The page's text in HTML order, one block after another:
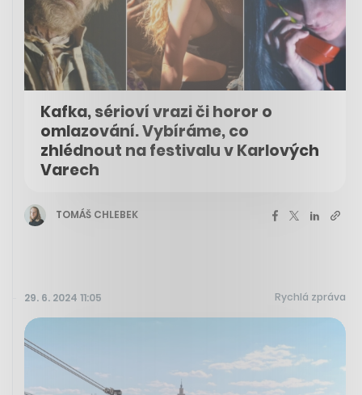
Kafka, sérioví vrazi či horor o
omlazování. Vybíráme, co
zhlédnout na festivalu v Karlových
Varech
TOMÁŠ CHLEBEK
29. 6. 2024 11:05 Rychlá zpráva